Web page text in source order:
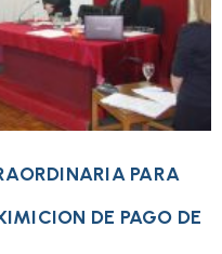
PARA
DE PAGO DE